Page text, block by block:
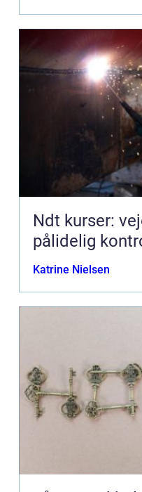
Ndt kurser:
pålidelig
Katrine Nielsen